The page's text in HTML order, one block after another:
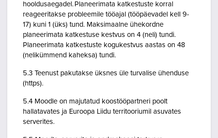
hooldusaegadel. Planeerimata katkestuste korral
reageeritakse probleemile tööajal (tööpäevadel kell 9-
17) kuni 1 (üks) tund. Maksimaalne ühekordne
planeerimata katkestuse kestvus on 4 (neli) tundi.
Planeerimata katkestuste kogukestvus aastas on 48
(nelikümmend kaheksa) tundi.
5.3 Teenust pakutakse üksnes üle turvalise ühenduse
(https).
5.4 Moodle on majutatud koostööpartneri poolt
hallatavates ja Euroopa Liidu territooriumil asuvates
serverites.